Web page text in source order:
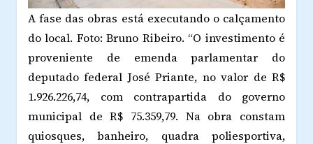
A fase das obras está executando o calçamento
do local. Foto: Bruno Ribeiro. “O investimento é
proveniente de emenda parlamentar do
deputado federal José Priante, no valor de R$
1.926.226,74, com contrapartida do governo
municipal de R$ 75.359,79. Na obra constam
quiosques, banheiro, quadra poliesportiva,